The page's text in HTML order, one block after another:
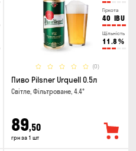
Гіркота
40 IBU
Щільність
11.8 %
(0)
Пиво Pilsner Urquell 0.5л
Світле, Фільтроване, 4.4°
89,50
грн за 1 шт